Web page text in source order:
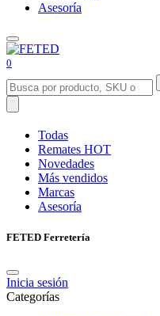
Asesoría
0
Todas
Remates HOT
Novedades
Más vendidos
Marcas
Asesoría
FETED Ferretería
Inicia sesión
Categorías